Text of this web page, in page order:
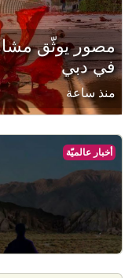
مصور يوثّق
في دبي
منذ ساعة
أخبار عالميّة